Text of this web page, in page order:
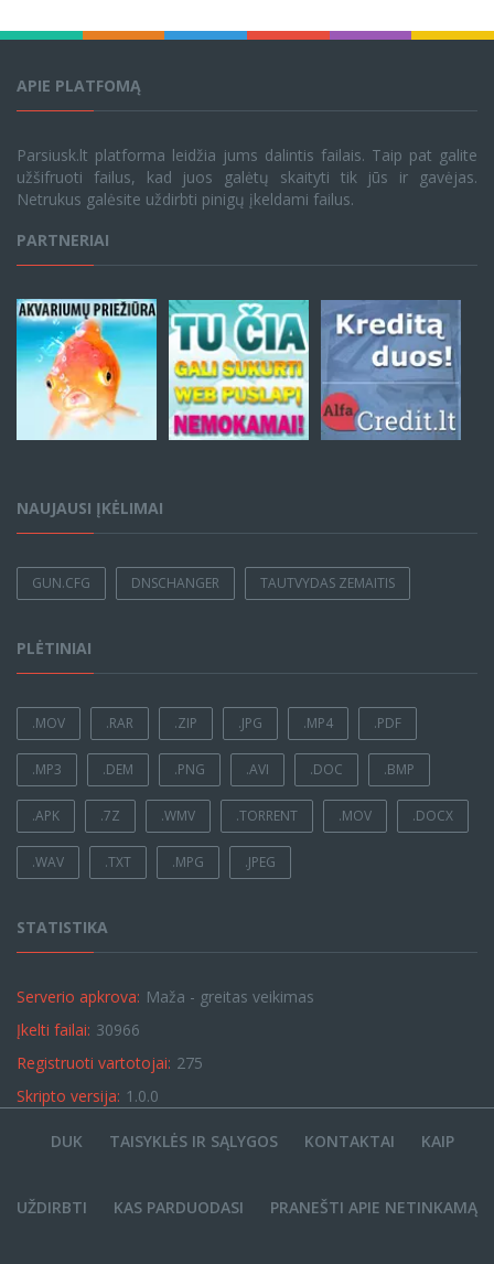
APIE PLATFOMĄ
Parsiusk.lt platforma leidžia jums dalintis failais. Taip pat galite
užšifruoti failus, kad juos galėtų skaityti tik jūs ir gavėjas.
Netrukus galėsite uždirbti pinigų įkeldami failus.
PARTNERIAI
NAUJAUSI ĮKĖLIMAI
GUN.CFG DNSCHANGER TAUTVYDAS ZEMAITIS
PLĖTINIAI
.MOV .RAR .ZIP .JPG .MP4 .PDF
.MP3 .DEM .PNG .AVI .DOC .BMP
.APK .7Z .WMV .TORRENT .MOV .DOCX
.WAV .TXT .MPG .JPEG
STATISTIKA
Serverio apkrova: Maža - greitas veikimas
Įkelti failai: 30966
Registruoti vartotojai: 275
Skripto versija: 1.0.0
DUK TAISYKLĖS IR SĄLYGOS KONTAKTAI KAIP
UŽDIRBTI KAS PARDUODASI PRANEŠTI APIE NETINKAMĄ